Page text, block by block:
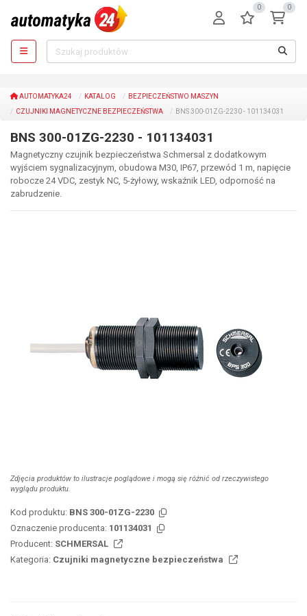
0 0
AUTOMATYKA24 KATALOG
BEZPIECZEŃSTWO MASZYN
CZUJNIKI MAGNETYCZNE BEZPIECZEŃSTWA
BNS 300-01ZG-2230 - 101134031
BNS 300-01ZG-2230 - 101134031
Magnetyczny czujnik bezpieczeństwa Schmersal z dodatkowym
wyjściem sygnalizacyjnym, obudowa M30, IP67, przewód 1 m, napięcie
robocze 24 VDC, zestyk NC, 5-żyłowy, wskaźnik LED, odporność na
zabrudzenie.
Zdjęcia produktów to ilustracje poglądowe i mogą się różnić od rzeczywistego
wyglądu produktu.
Kod produktu: BNS 300-01ZG-2230
Oznaczenie producenta: 101134031
Producent: SCHMERSAL
Kategoria: Czujniki magnetyczne bezpieczeństwa